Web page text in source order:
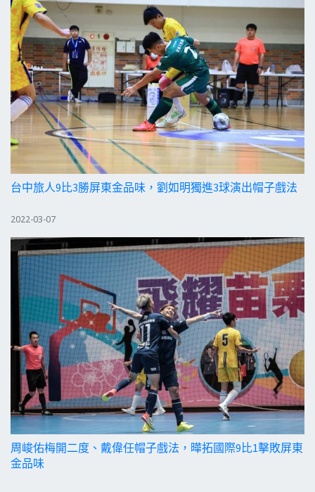
台中旅人9比3勝屏東金品味，劉如明獨進3球演出帽子戲法
2022-03-07
周峻佑梅開二度、戴偉任帽子戲法，曄拓國際9比1擊敗屏東
金品味